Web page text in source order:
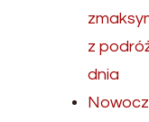
z
dnia